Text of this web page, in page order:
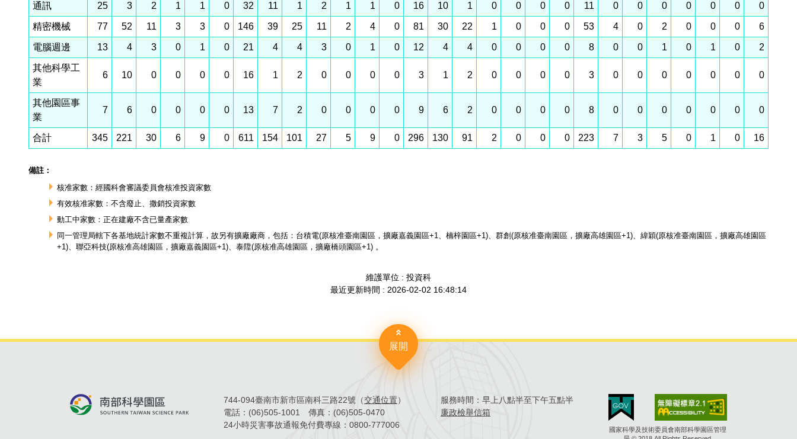
通訊 25 3 2 1 1 0 32 11 1 2 1 1 0 16 10 1 0 0 0 0 11 0 0 0 0 0 0 0
精密機械 77 52 11 3 3 0 146 39 25 11 2 4 0 81 30 22 1 0 0 0 53 4 0 2 0 0 0 6
電腦週邊 13 4 3 0 1 0 21 4 4 3 0 1 0 12 4 4 0 0 0 0 8 0 0 1 0 1 0 2
其他科學工
業
6 10 0 0 0 0 16 1 2 0 0 0 0 3 1 2 0 0 0 0 3 0 0 0 0 0 0 0
其他園區事
業
7 6 0 0 0 0 13 7 2 0 0 0 0 9 6 2 0 0 0 0 8 0 0 0 0 0 0 0
合計 345 221 30 6 9 0 611 154 101 27 5 9 0 296 130 91 2 0 0 0 223 7 3 5 0 1 0 16
備註：
核准家數：經國科會審議委員會核准投資家數
有效核准家數：不含廢止、撒銷投資家數
動工中家數：正在建廠不含已量產家數
同一管理局轄下各基地統計家數不重複計算，故另有擴廠廠商，包括：台積電(原核准臺南園區，擴廠嘉義園區+1、楠梓園區+1)、群創(原核准臺南園區，擴廠高雄園區+1)、緯穎(原核准臺南園區，擴廠高雄園區
+1)、聯亞科技(原核准高雄園區，擴廠嘉義園區+1)、泰陞(原核准高雄園區，擴廠橋頭園區+1) 。
維護單位 : 投資科
最近更新時間 : 2026-02-02 16:48:14
展開
744-094臺南市新市區南科三路22號（交通位置）
電話： (06)505-1001 傳真： (06)505-0470
24小時災害事故通報免付費專線： 0800-777006
服務時間：早上八點半至下午五點半
廉政檢舉信箱
國家科學及技術委員會南部科學園區管理